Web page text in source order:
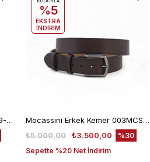
Mocassini Erkek Kemer 124309-100
Mocassini Erkek Kemer 003MCSN B3245
₺3.500,00
₺5.000,00
Sepette %20 Net İndirim
%30
%5
EKSTRA
İNDİRİM